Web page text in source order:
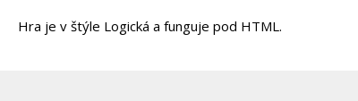
Hra je v štýle Logická a funguje pod HTML.